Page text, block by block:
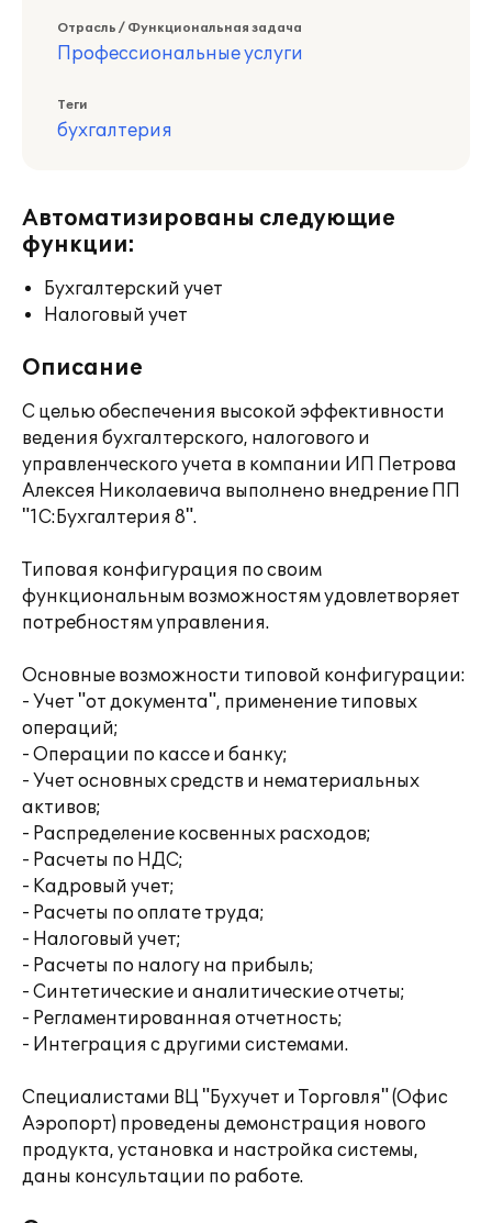
Отрасль / Функциональная задача
Профессиональные услуги
Теги
бухгалтерия
Автоматизированы следующие
функции:
Бухгалтерский учет
Налоговый учет
Описание
С целью обеспечения высокой эффективности
ведения бухгалтерского, налогового и
управленческого учета в компании ИП Петрова
Алексея Николаевича выполнено внедрение ПП
"1С:Бухгалтерия 8".
Типовая конфигурация по своим
функциональным возможностям удовлетворяет
потребностям управления.
Основные возможности типовой конфигурации:
- Учет "от документа", применение типовых
операций;
- Операции по кассе и банку;
- Учет основных средств и нематериальных
активов;
- Распределение косвенных расходов;
- Расчеты по НДС;
- Кадровый учет;
- Расчеты по оплате труда;
- Налоговый учет;
- Расчеты по налогу на прибыль;
- Синтетические и аналитические отчеты;
- Регламентированная отчетность;
- Интеграция с другими системами.
Специалистами ВЦ "Бухучет и Торговля" (Офис
Аэропорт) проведены демонстрация нового
продукта, установка и настройка системы,
даны консультации по работе.